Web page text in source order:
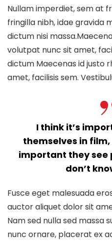
Nullam imperdiet, sem at
fringilla nibh, idae gravida
dictum nisi
volutpat nunc sit amet,
dictum Maecenas id justo
amet, facilisis sem.
I think it’s
themselves in
important they see
don’t
Fusce eget malesuada
auctor aliquet dolor sit
Nam sed nulla sed massa
nunc ornare, placerat ex